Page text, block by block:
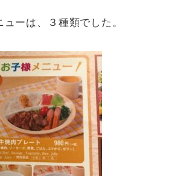
ーは、３種類でした。